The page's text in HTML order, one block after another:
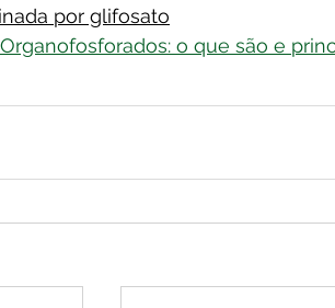
por glifosato
o que são e